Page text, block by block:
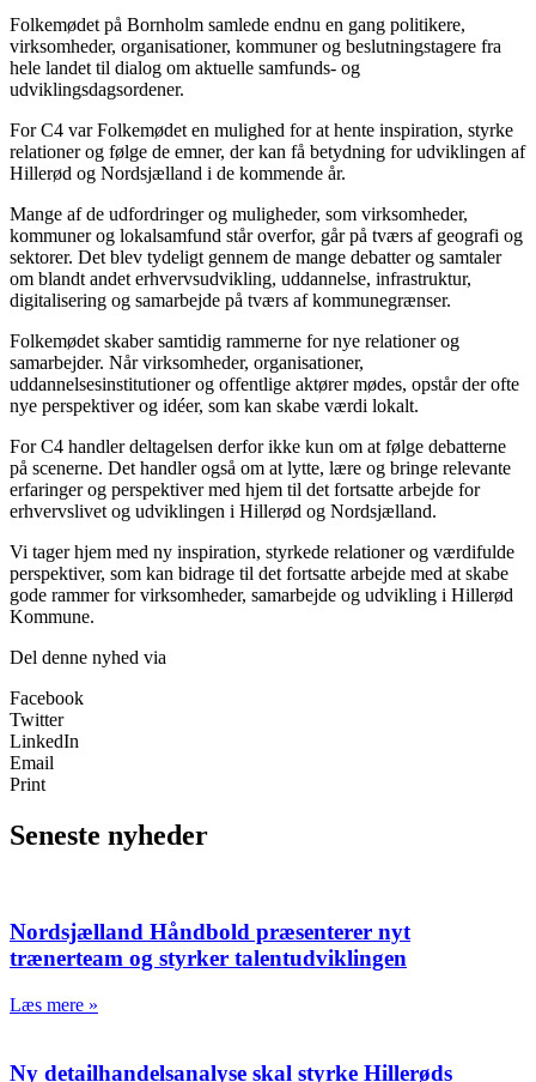
Folkemødet på Bornholm samlede endnu en gang politikere,
virksomheder, organisationer, kommuner og beslutningstagere fra
hele landet til dialog om aktuelle samfunds- og
udviklingsdagsordener.
For C4 var Folkemødet en mulighed for at hente inspiration, styrke
relationer og følge de emner, der kan få betydning for udviklingen af
Hillerød og Nordsjælland i de kommende år.
Mange af de udfordringer og muligheder, som virksomheder,
kommuner og lokalsamfund står overfor, går på tværs af geografi og
sektorer. Det blev tydeligt gennem de mange debatter og samtaler
om blandt andet erhvervsudvikling, uddannelse, infrastruktur,
digitalisering og samarbejde på tværs af kommunegrænser.
Folkemødet skaber samtidig rammerne for nye relationer og
samarbejder. Når virksomheder, organisationer,
uddannelsesinstitutioner og offentlige aktører mødes, opstår der ofte
nye perspektiver og idéer, som kan skabe værdi lokalt.
For C4 handler deltagelsen derfor ikke kun om at følge debatterne
på scenerne. Det handler også om at lytte, lære og bringe relevante
erfaringer og perspektiver med hjem til det fortsatte arbejde for
erhvervslivet og udviklingen i Hillerød og Nordsjælland.
Vi tager hjem med ny inspiration, styrkede relationer og værdifulde
perspektiver, som kan bidrage til det fortsatte arbejde med at skabe
gode rammer for virksomheder, samarbejde og udvikling i Hillerød
Kommune.
Del denne nyhed via
Facebook
Twitter
LinkedIn
Email
Print
Seneste nyheder
Nordsjælland Håndbold præsenterer nyt
trænerteam og styrker talentudviklingen
Læs mere »
Ny detailhandelsanalyse skal styrke Hillerøds